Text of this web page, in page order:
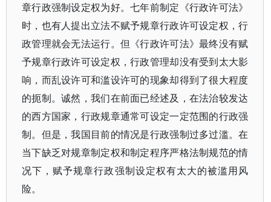
章行政强制设定权为好。七年前制定《行政许可法》
时，也有人提出立法不赋予规章行政许可设定权，行
政管理就会无法运行。但《行政许可法》最终没有赋
予规章行政许可设定权，行政管理却没有受到太大影
响，而乱设许可和滥设许可的现象却得到了很大程度
的扼制。诚然，我们在前面已经述及，在法治较发达
的西方国家，行政规章通常可设定一定范围的行政强
制。但是，我国目前的情况是行政强制过多过滥。在
当下缺乏对规章制定权和制定程序严格法制规范的情
况下，赋予规章行政强制设定权有太大的被滥用风
险。